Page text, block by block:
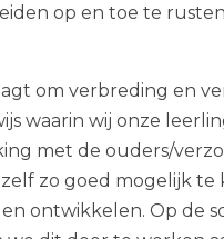
op en toe te
om verbreding en
waarin wij onze
met de ouders/
zo goed mogelijk te
ontwikkelen. Op de